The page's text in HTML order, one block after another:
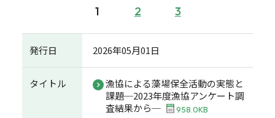
1 2 3
発行日 2026年05月01日
タイトル
漁協による藻場保全活動の実態と
課題─2023年度漁協アンケート調
査結果から─
958.0KB